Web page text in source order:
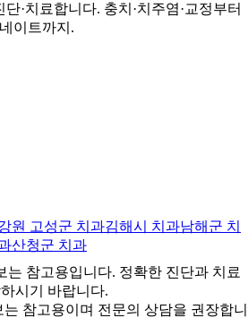
·치료합니다. 충치·치주염·교정부터
이트까지.
원 고성군 치과김해시 치과남해군 치
산청군 치과
는 참고용입니다. 정확한 진단과 치료
시기 바랍니다.
참고용이며 전문의 상담을 권장합니